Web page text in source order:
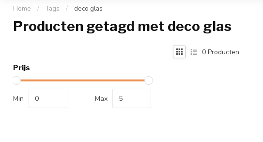
Home / Tags / deco glas
Producten getagd met deco glas
Prijs
Min Max
0 Producten